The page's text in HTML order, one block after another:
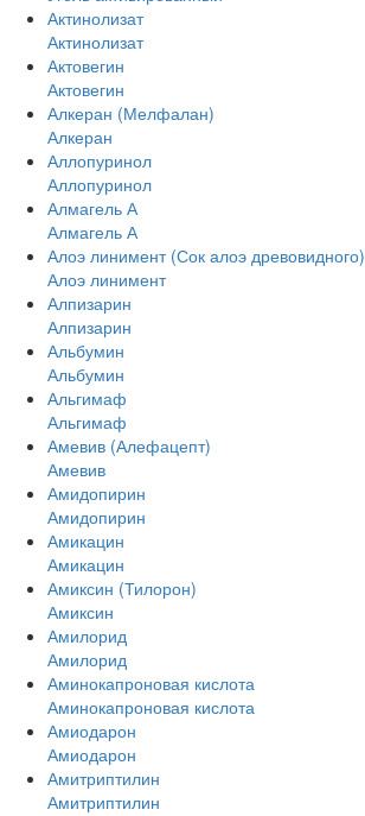
Актинолизат
Актинолизат
Актовегин
Актовегин
Алкеран (Мелфалан)
Алкеран
Аллопуринол
Аллопуринол
Алмагель А
Алмагель А
Алоэ линимент (Сок алоэ древовидного)
Алоэ линимент
Алпизарин
Алпизарин
Альбумин
Альбумин
Альгимаф
Альгимаф
Амевив (Алефацепт)
Амевив
Амидопирин
Амидопирин
Амикацин
Амикацин
Амиксин (Тилорон)
Амиксин
Амилорид
Амилорид
Аминокапроновая кислота
Аминокапроновая кислота
Амиодарон
Амиодарон
Амитриптилин
Амитриптилин